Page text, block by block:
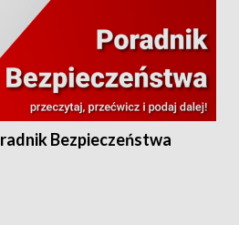
Bezpieczeństwa